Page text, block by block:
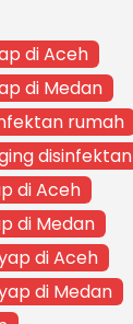
di Aceh
di Medan
rumah
disinfektan
di Aceh
di Medan
di Aceh
di Medan